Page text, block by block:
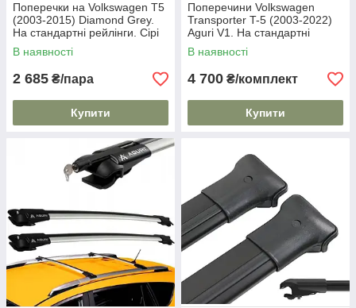
Поперечки на Volkswagen T5
(2003-2015) Diamond Grey.
На стандартні рейлінги. Сірі
В наявності
2 685 ₴/пара
Купити
Поперечини Volkswagen
Transporter T-5 (2003-2022)
Aguri V1. На стандартні
рейлінги. Чорні
В наявності
4 700 ₴/комплект
Купити